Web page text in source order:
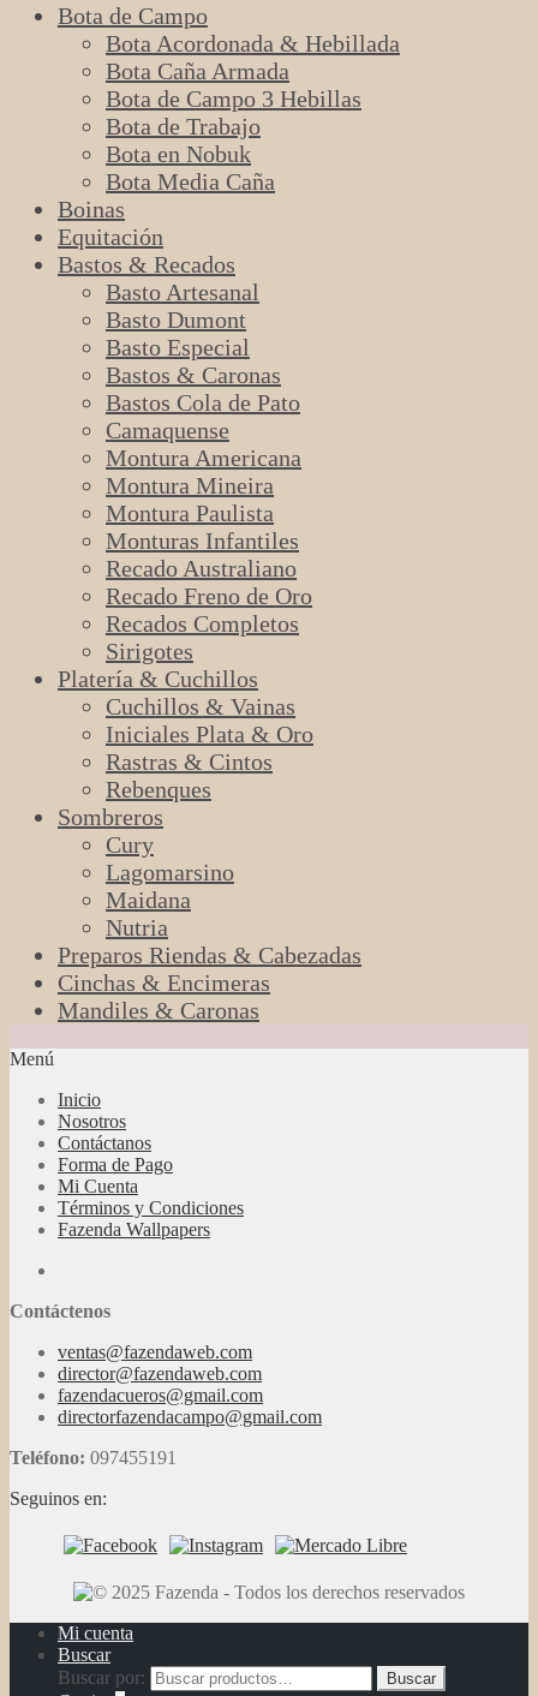
Bota de Campo
Bota Acordonada & Hebillada
Bota Caña Armada
Bota de Campo 3 Hebillas
Bota de Trabajo
Bota en Nobuk
Bota Media Caña
Boinas
Equitación
Bastos & Recados
Basto Artesanal
Basto Dumont
Basto Especial
Bastos & Caronas
Bastos Cola de Pato
Camaquense
Montura Americana
Montura Mineira
Montura Paulista
Monturas Infantiles
Recado Australiano
Recado Freno de Oro
Recados Completos
Sirigotes
Platería & Cuchillos
Cuchillos & Vainas
Iniciales Plata & Oro
Rastras & Cintos
Rebenques
Sombreros
Cury
Lagomarsino
Maidana
Nutria
Preparos Riendas & Cabezadas
Cinchas & Encimeras
Mandiles & Caronas
Menú
Inicio
Nosotros
Contáctanos
Forma de Pago
Mi Cuenta
Términos y Condiciones
Fazenda Wallpapers
Contáctenos
ventas@fazendaweb.com
director@fazendaweb.com
fazendacueros@gmail.com
directorfazendacampo@gmail.com
Teléfono: 097455191
Seguinos en:
Mi cuenta
Buscar
Buscar por:
Buscar